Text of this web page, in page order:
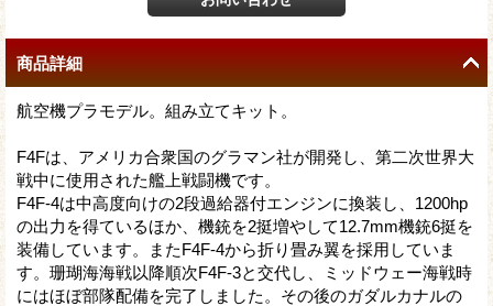
商品詳細
航空機プラモデル。組み立てキット。
F4Fは、アメリカ合衆国のグラマン社が開発し、第二次世界大
戦中に使用された艦上戦闘機です。
F4F-4は中高度向けの2段過給器付エンジンに換装し、1200hp
の出力を得ているほか、機銃を2挺増やして12.7mm機銃6挺を
装備しています。またF4F-4から折り畳み翼を採用していま
す。珊瑚海海戦以降順次F4F-3と交代し、ミッドウェー海戦時
にはほぼ部隊配備を完了しました。その後のガダルカナルの